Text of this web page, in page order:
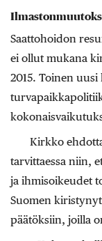
Saattohoidon
ei ollut mukana
2015. Toinen
Kirkko
tarvittaessa niin,
ja ihmisoikeudet
Suomen
päätöksiin, joilla